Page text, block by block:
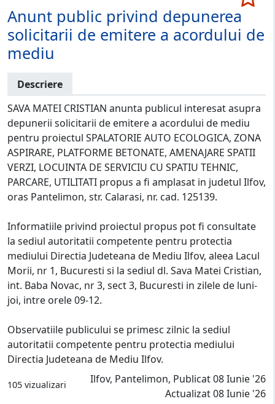
Anunt public privind depunerea
solicitarii de emitere a acordului de
mediu
Descriere
SAVA MATEI CRISTIAN anunta publicul interesat asupra
depunerii solicitarii de emitere a acordului de mediu
pentru proiectul SPALATORIE AUTO ECOLOGICA, ZONA
ASPIRARE, PLATFORME BETONATE, AMENAJARE SPATII
VERZI, LOCUINTA DE SERVICIU CU SPATIU TEHNIC,
PARCARE, UTILITATI propus a fi amplasat in judetul Ilfov,
oras Pantelimon, str. Calarasi, nr. cad. 125139.
Informatiile privind proiectul propus pot fi consultate
la sediul autoritatii competente pentru protectia
mediului Directia Judeteana de Mediu Ilfov, aleea Lacul
Morii, nr 1, Bucuresti si la sediul dl. Sava Matei Cristian,
int. Baba Novac, nr 3, sect 3, Bucuresti in zilele de luni-
joi, intre orele 09-12.
Observatiile publicului se primesc zilnic la sediul
autoritatii competente pentru protectia mediului
Directia Judeteana de Mediu Ilfov.
105 vizualizari
Ilfov, Pantelimon, Publicat 08 Iunie '26
Actualizat 08 Iunie '26